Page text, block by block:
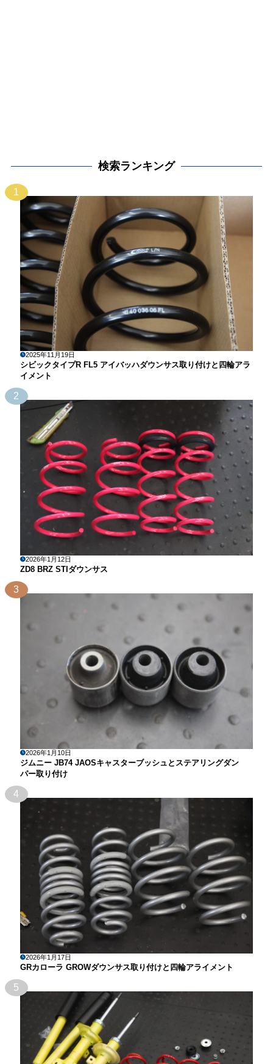
検索ランキング
1
2025年11月19日
シビックタイプR FL5 アイバッハダウンサス取り付けと四輪アラ
イメント
2
2026年1月12日
ZD8 BRZ STIダウンサス
3
2026年1月10日
ジムニー JB74 JAOSキャスターブッシュとステアリングダン
パー取り付け
4
2026年1月17日
GRカローラ GROWダウンサス取り付けと四輪アライメント
5